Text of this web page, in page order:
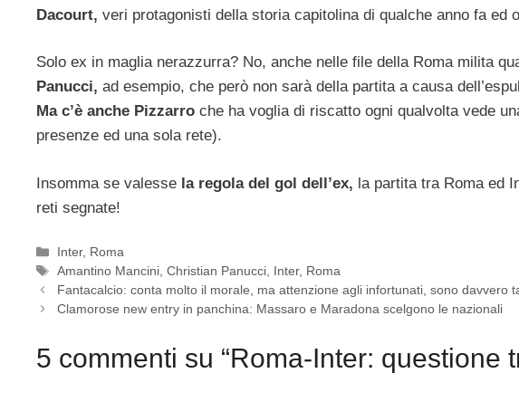
Dacourt, veri protagonisti della storia capitolina di qualche anno fa
Solo ex in maglia nerazzurra? No, anche nelle file della Roma milita
Panucci, ad esempio, che però non sarà della partita a causa
Ma c’è anche Pizzarro che ha voglia di riscatto ogni qualvolta vede
presenze ed una sola rete).
Insomma se valesse la regola del gol dell’ex, la partita tra Roma ed
reti segnate!
Categorie
Inter, Roma
Tag
Amantino Mancini,Christian Panucci, Inter, Roma
Fantacalcio: conta molto il morale, ma attenzione agli infortunati, sono davvero
Clamorose new entry in panchina: Massaro e Maradona scelgono le nazionali
5 commenti su “Roma-Inter: questione